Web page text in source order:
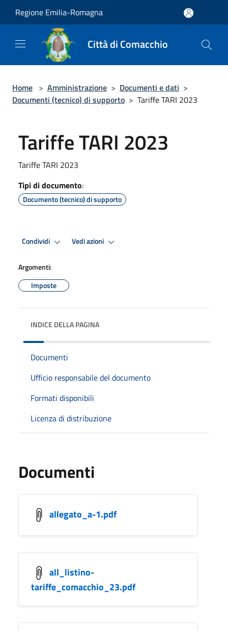
Regione Emilia-Romagna
Città di Comacchio
Home > Amministrazione > Documenti e dati >
Documenti (tecnico) di supporto > Tariffe TARI 2023
Tariffe TARI 2023
Tariffe TARI 2023
Tipi di documento:
Documento (tecnico) di supporto
Condividi Vedi azioni
Argomenti:
Imposte
INDICE DELLA PAGINA
Documenti
Ufficio responsabile del documento
Formati disponibili
Licenza di distribuzione
Documenti
allegato_a-1.pdf
all_listino-
tariffe_comacchio_23.pdf